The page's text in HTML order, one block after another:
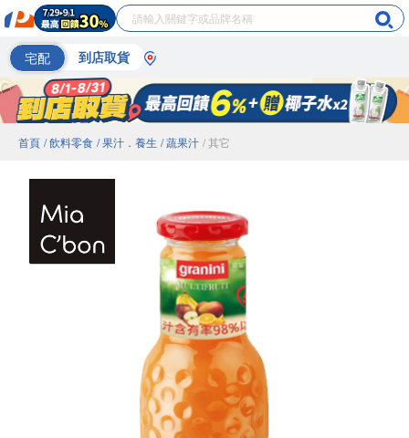
宅配 到店取貨
首頁 / 飲料零食 / 果汁．養生 / 蔬果汁 / 其它